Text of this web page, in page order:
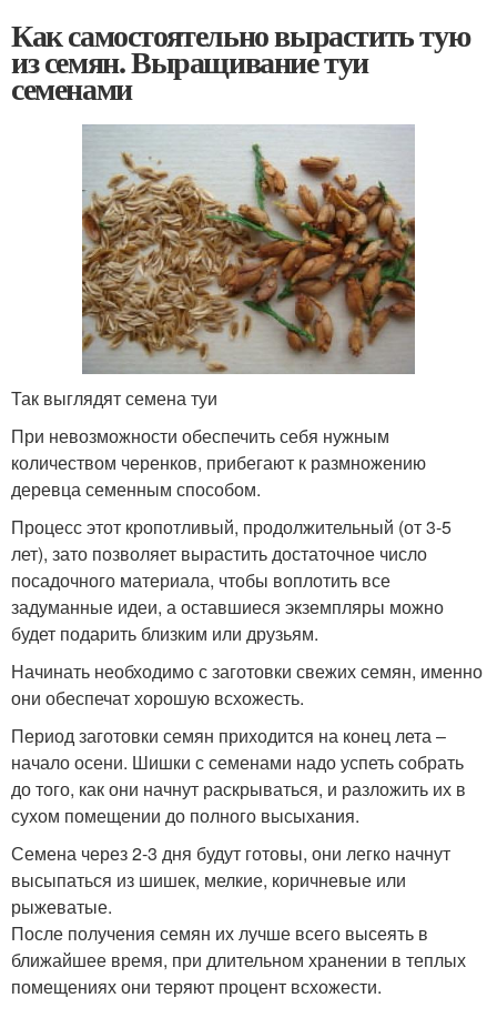
Как самостоятельно вырастить тую
из семян. Выращивание туи
семенами
Так выглядят семена туи
При невозможности обеспечить себя нужным
количеством черенков, прибегают к размножению
деревца семенным способом.
Процесс этот кропотливый, продолжительный (от 3-5
лет), зато позволяет вырастить достаточное число
посадочного материала, чтобы воплотить все
задуманные идеи, а оставшиеся экземпляры можно
будет подарить близким или друзьям.
Начинать необходимо с заготовки свежих семян, именно
они обеспечат хорошую всхожесть.
Период заготовки семян приходится на конец лета –
начало осени. Шишки с семенами надо успеть собрать
до того, как они начнут раскрываться, и разложить их в
сухом помещении до полного высыхания.
Семена через 2-3 дня будут готовы, они легко начнут
высыпаться из шишек, мелкие, коричневые или
рыжеватые.
После получения семян их лучше всего высеять в
ближайшее время, при длительном хранении в теплых
помещениях они теряют процент всхожести.